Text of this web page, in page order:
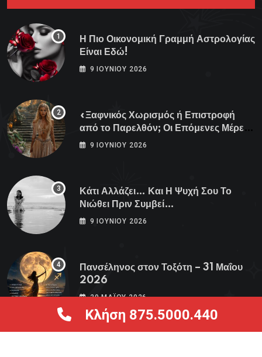
Η Πιο Οικονομική Γραμμή Αστρολογίας
Είναι Εδώ!
9 ΙΟΥΝΊΟΥ 2026
«Ξαφνικός Χωρισμός ή Επιστροφή
από το Παρελθόν; Οι Επόμενες Μέρες
Κρύβουν ΣΟΚ για αυτά τα Ζώδια»
9 ΙΟΥΝΊΟΥ 2026
Κάτι Αλλάζει… Και Η Ψυχή Σου Το
Νιώθει Πριν Συμβεί…
9 ΙΟΥΝΊΟΥ 2026
Πανσέληνος στον Τοξότη – 31 Μαΐου
2026
29 ΜΑΪ́ΟΥ 2026
Κλήση 875.5000.440